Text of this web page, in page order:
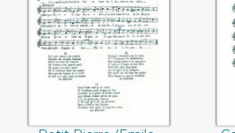
Liétard)